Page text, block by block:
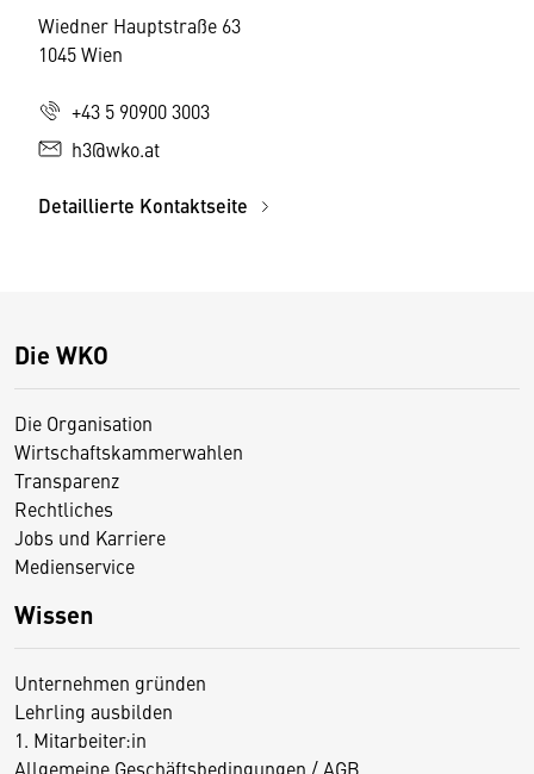
Wiedner Hauptstraße 63
1045 Wien
+43 5 90900 3003
h3@wko.at
Detaillierte Kontaktseite
Die WKO
Die Organisation
Wirtschaftskammerwahlen
Transparenz
Rechtliches
Jobs und Karriere
Medienservice
Wissen
Unternehmen gründen
Lehrling ausbilden
1. Mitarbeiter:in
Allgemeine Geschäftsbedingungen / AGB